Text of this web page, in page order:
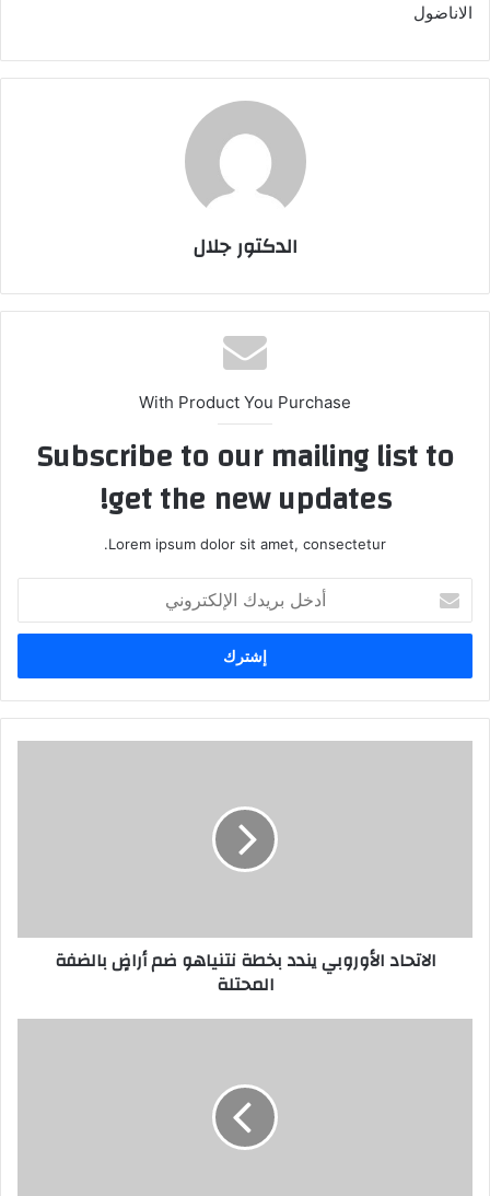
الاناضول
الدكتور جلال
With Product You Purchase
Subscribe to our mailing list to
get the new updates!
Lorem ipsum dolor sit amet, consectetur.
بريدك
الإلكتروني
الاتحاد الأوروبي يندد بخطة نتنياهو ضم أراضٍ بالضفة
المحتلة